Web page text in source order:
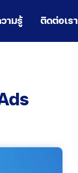
ามรู้ ติดต่อเรา